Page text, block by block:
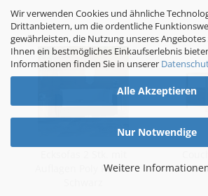
Wir verwenden Cookies und ähnliche
Drittanbietern, um die ordentliche
gewährleisten, die Nutzung unseres
Ihnen ein bestmögliches Einkaufserlebnis
Informationen finden Sie in unserer
Alle Akzeptieren
Nur Notwendige
Weitere
Auflagen Poly Rattan
40